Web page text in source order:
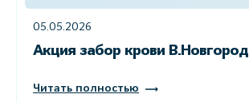
05.05.2026
Акция забор крови В.Новгород
Читать полностью